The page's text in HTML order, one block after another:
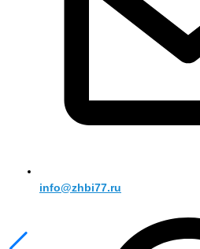
info@zhbi77.ru